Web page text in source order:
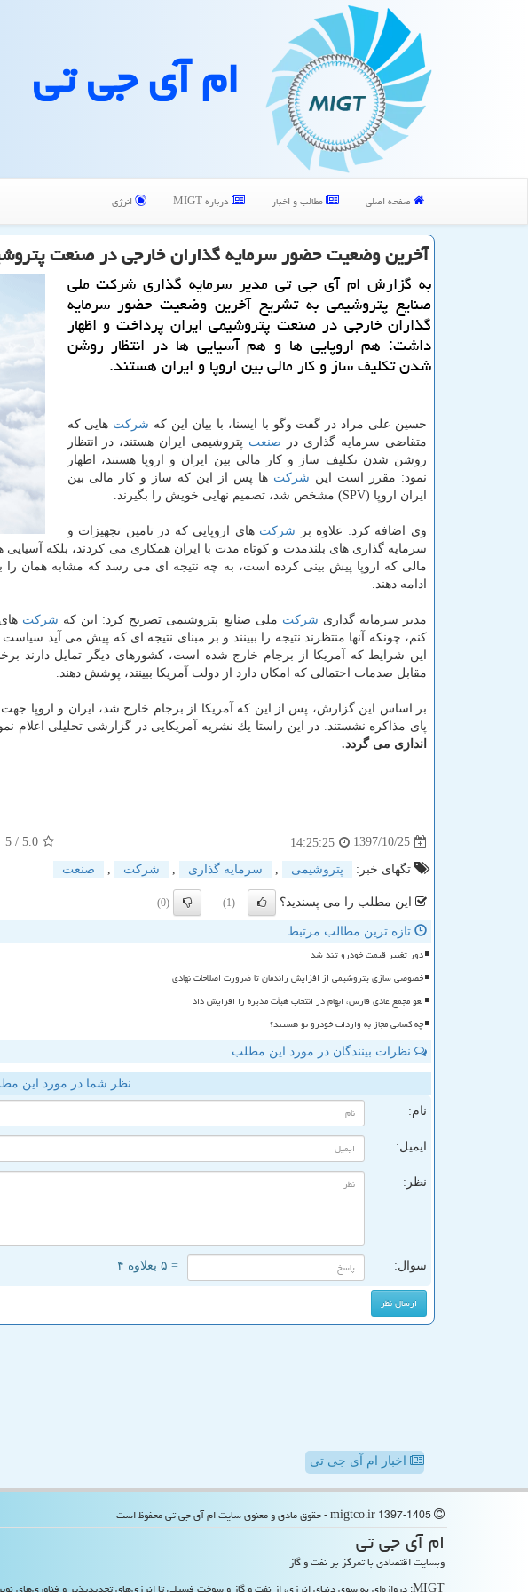
ام آی جی تی
صفحه اصلی مطالب و اخبار درباره MIGT انرژی
آخرین وضعیت حضور سرمایه گذاران خارجی در صنعت
به گزارش ام آی جی تی مدیر سرمایه گذاری شركت ملی
صنایع پتروشیمی به تشریح آخرین وضعیت حضور سرمایه
گذاران خارجی در صنعت پتروشیمی ایران پرداخت و اظهار
داشت: هم اروپایی ها و هم آسیایی ها در انتظار روشن
شدن تكلیف ساز و كار مالی بین اروپا و ایران هستند.
حسین علی مراد در گفت وگو با ایسنا، با بیان این كه شركت هایی كه
متقاضی سرمایه گذاری در صنعت پتروشیمی ایران هستند، در انتظار
روشن شدن تكلیف ساز و كار مالی بین ایران و اروپا هستند، اظهار
نمود: مقرر است این شركت ها پس از این كه ساز و كار مالی بین
ایران اروپا (SPV) مشخص شد، تصمیم نهایی خویش را بگیرند.
وی اضافه كرد: علاوه بر شركت های اروپایی كه در تامین تجهیزات و
سرمایه گذاری های بلندمدت و كوتاه مدت با ایران همكاری می كردند، بلكه آسیایی
مالی كه اروپا پیش بینی كرده است، به چه نتیجه ای می رسد كه مشابه همان را
ادامه دهند.
مدیر سرمایه گذاری شركت ملی صنایع پتروشیمی تصریح كرد: این كه شركت
كنم، چونكه آنها منتظرند نتیجه را ببینند و بر مبنای نتیجه ای كه پیش می آید
این شرایط كه آمریكا از برجام خارج شده است، كشورهای دیگر تمایل دارند
مقابل صدمات احتمالی كه امكان دارد از دولت آمریكا ببینند، پوشش دهند.
پای مذاكره نشستند. در این راستا یك نشریه آمریكایی در گزارشی تحلیلی اعلام
اندازی می گردد.
1397/10/25
14:25:25
5.0
/ 5
تگهای خبر: پتروشیمی سرمایه گذاری شركت صنعت
این مطلب را می پسندید؟ (1)
(0)
تازه ترین مطالب مرتبط
دور تغییر قیمت خودرو تند شد
خصوصی سازی پتروشیمی از افزایش راندمان تا ضرورت اصلاحات نهادی
لغو مجمع عادی فارس، ابهام در انتخاب هیأت مدیره را افزایش داد
چه کسانی مجاز به واردات خودرو نو هستند؟
نظرات بینندگان در مورد این مطلب
نظر شما در مورد این
نام:
ایمیل:
نظر:
سوال: = ۵ بعلاوه ۴
اخبار ام آی جی تی
ام آی جی تی
وبسایت اقتصادی با تمرکز بر نفت و گاز